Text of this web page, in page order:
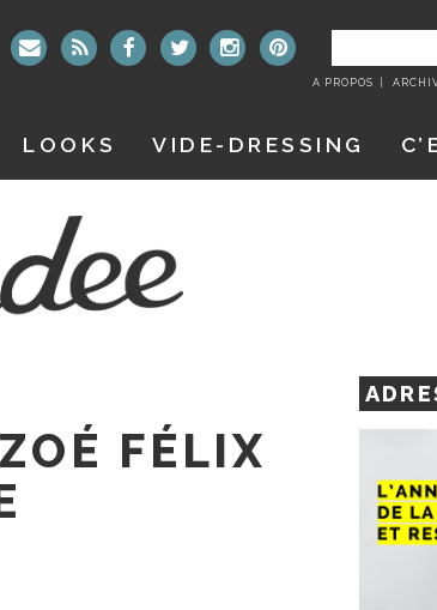
:
A PROPOS
LOOKS VIDE-DRESSING
FÉLIX